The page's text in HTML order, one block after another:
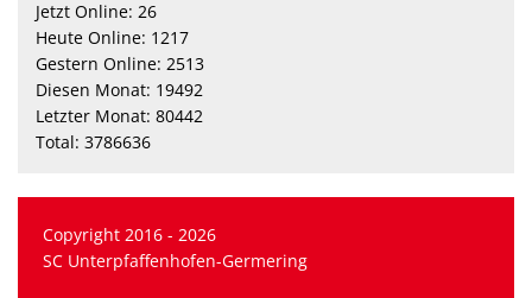
Jetzt Online: 26
Heute Online: 1217
Gestern Online: 2513
Diesen Monat: 19492
Letzter Monat: 80442
Total: 3786636
Copyright 2016 - 2026
SC Unterpfaffenhofen-Germering